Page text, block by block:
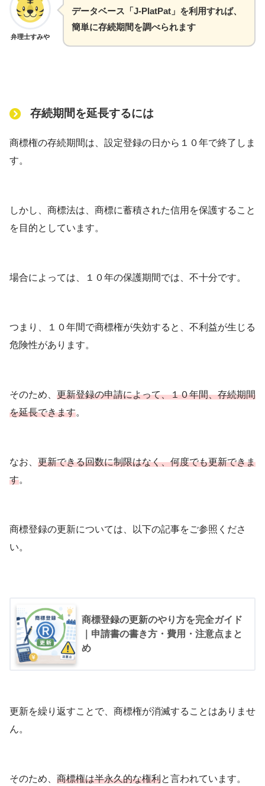
弁理士すみや
データベース「J-PlatPat」を利用すれば、
簡単に存続期間を調べられます
存続期間を延長するには
商標権の存続期間は、設定登録の日から１０年で終了しま
す。
しかし、商標法は、商標に蓄積された信用を保護すること
を目的としています。
場合によっては、１０年の保護期間では、不十分です。
つまり、１０年間で商標権が失効すると、不利益が生じる
危険性があります。
そのため、 更新登録の申請によって、１０年間、存続期間
を延長できます。
なお、 更新できる回数に制限はなく、何度でも更新できま
す。
商標登録の更新については、以下の記事をご参照くださ
い。
商標登録の更新のやり方を完全ガイド
｜申請書の書き方・費用・注意点まと
め
更新を繰り返すことで、商標権が消滅することはありませ
ん。
そのため、 商標権は半永久的な権利と言われています。